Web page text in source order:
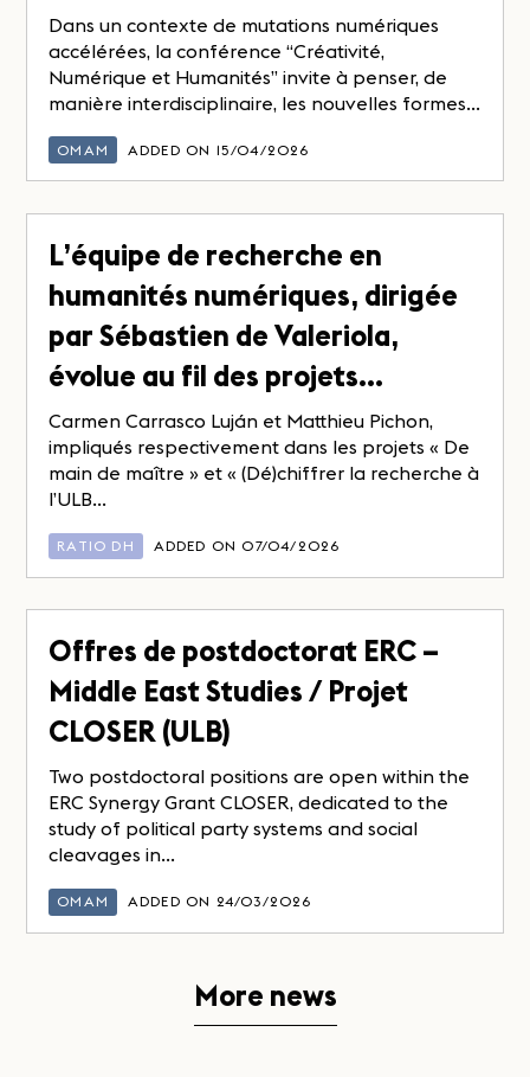
Dans un contexte de mutations numériques
accélérées, la conférence “Créativité,
Numérique et Humanités” invite à penser, de
manière interdisciplinaire, les nouvelles formes...
OMAM ADDED ON 15/04/2026
L’équipe de recherche en
humanités numériques, dirigée
par Sébastien de Valeriola,
évolue au fil des projets…
Carmen Carrasco Luján et Matthieu Pichon,
impliqués respectivement dans les projets « De
main de maître » et « (Dé)chiffrer la recherche à
l’ULB...
RATIO DH ADDED ON 07/04/2026
Offres de postdoctorat ERC –
Middle East Studies / Projet
CLOSER (ULB)
Two postdoctoral positions are open within the
ERC Synergy Grant CLOSER, dedicated to the
study of political party systems and social
cleavages in...
OMAM ADDED ON 24/03/2026
More news